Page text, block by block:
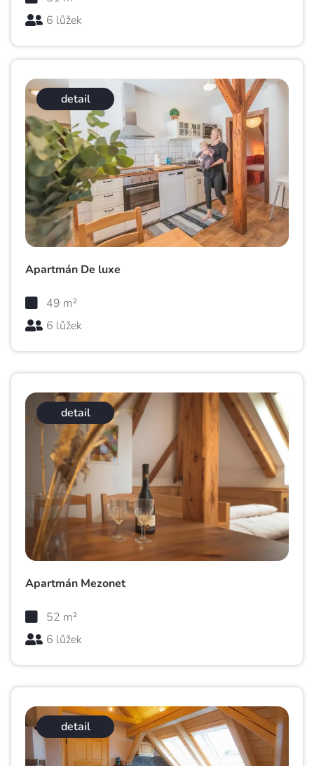
6 lůžek
detail
Apartmán De luxe
49 m²
6 lůžek
detail
Apartmán Mezonet
52 m²
6 lůžek
detail